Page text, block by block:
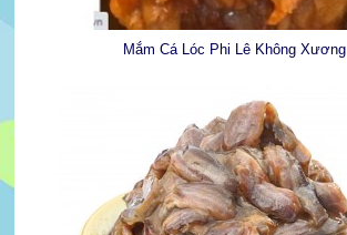
Mắm Cá Lóc Phi Lê Không Xương